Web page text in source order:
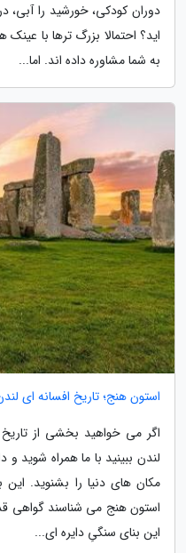
دوران کودکی، خورشید را
اید؟ احتمالا بزرگ ترها با
به شما مشاوره داده اند. اما...
استون هنج؛ تاریخ افسانه ای
اگر می خواهید بخشی از
لندن ببینید با ما همراه شوید
مکان های دنیا را بشنوید. این
استون هنج می شناسند گواهی
این بنای سنگیِ دایره ای...